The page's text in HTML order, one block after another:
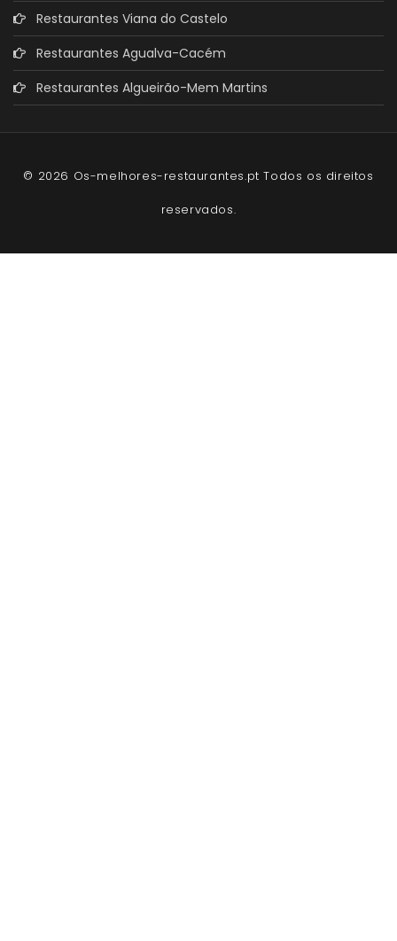
Restaurantes Viana do Castelo
Restaurantes Agualva-Cacém
Restaurantes Algueirão-Mem Martins
© 2026 Os-melhores-restaurantes.pt Todos os direitos
reservados.